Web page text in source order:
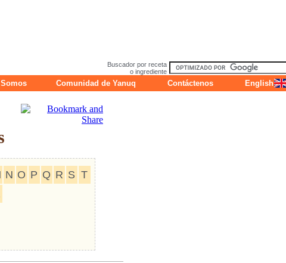
Buscador por receta
o ingrediente
Comunidad de Yanuq Contáctenos English
N O P Q R S T